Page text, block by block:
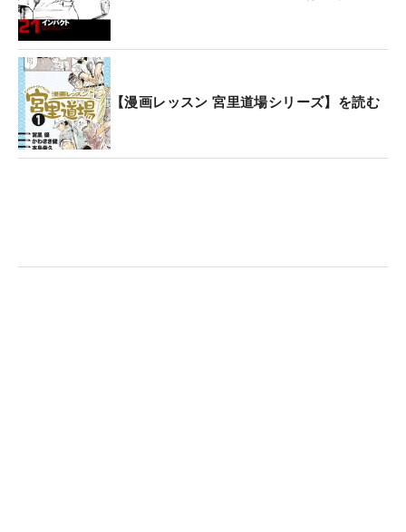
【漫画レッスン 宮里道場シリーズ】を読む